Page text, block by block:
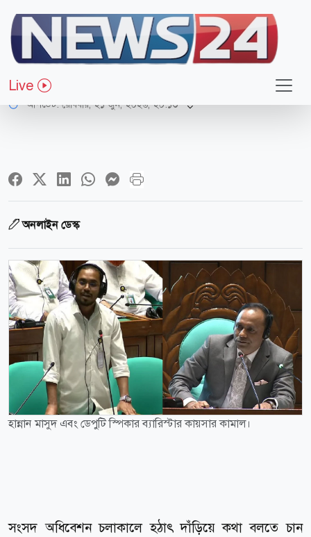
Live
জাতীয়
‘এটা শাহবাগ চত্বর নয়, জাতীয় সংসদ’
আপডেট: রোববার, ২১ জুন, ২০২৬, ২০:১৩
অনলাইন ডেস্ক
হান্নান মাসুদ এবং ডেপুটি স্পিকার ব্যারিস্টার কায়সার কামাল।
সংসদ অধিবেশন চলাকালে হঠাৎ দাঁড়িয়ে কথা বলতে চান